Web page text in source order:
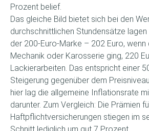
Prozent belief.
Das gleiche Bild bietet sich bei den
durchschnittlichen Stundensätze
der 200-Euro-Marke – 202 Euro, wenn
Mechanik oder Karosserie ging, 220
Lackierarbeiten. Das entspricht einer
Steigerung gegenüber dem
hier lag die allgemeine Inflationsrate
darunter. Zum Vergleich: Die Prämien
Haftpflichtversicherungen stiegen im